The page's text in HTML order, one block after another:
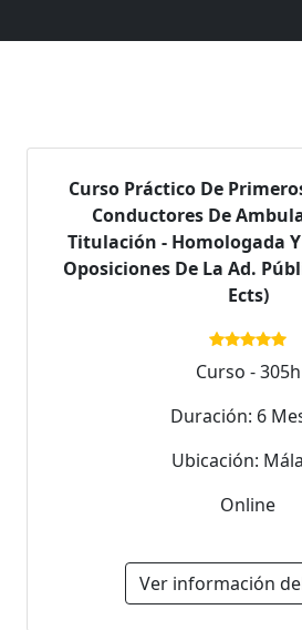
Curso Práctico De
Conductores De
Titulación - Homologada
Oposiciones De La Ad.
Ects)
Curso - 305h
Duración: 6
Ubicación:
Online
Ver información